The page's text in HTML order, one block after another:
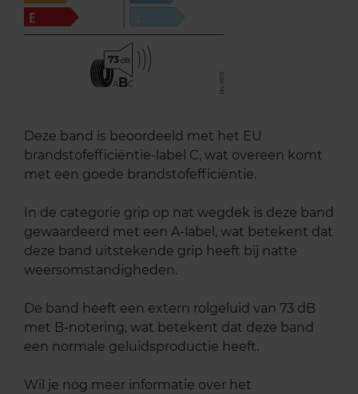
73
A BC
Deze band is beoordeeld met het EU
brandstofefficiëntie-label C, wat overeen komt
met een goede brandstofefficiëntie.
In de categorie grip op nat wegdek is deze band
gewaardeerd met een A-label, wat betekent dat
deze band uitstekende grip heeft bij natte
weersomstandigheden.
De band heeft een extern rolgeluid van 73 dB
met B-notering, wat betekent dat deze band
een normale geluidsproductie heeft.
Wil je nog meer informatie over het